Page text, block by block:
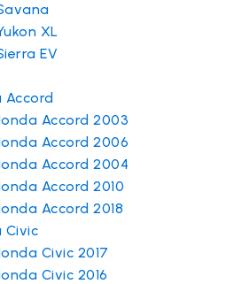
XL
EV
Accord
Accord 2003
Accord 2006
Accord 2004
Accord 2010
Accord 2018
Civic
Civic 2017
Civic 2016